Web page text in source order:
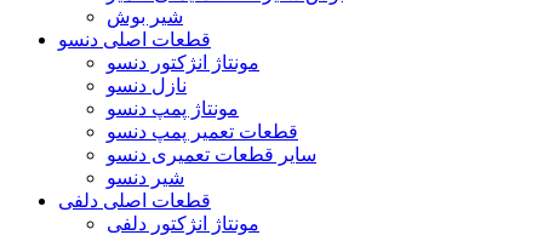
شیر بوش
قطعات اصلی دنسو
مونتاژ انژکتور دنسو
نازل دنسو
مونتاژ پمپ دنسو
قطعات تعمیر پمپ دنسو
سایر قطعات تعمیری دنسو
شیر دنسو
قطعات اصلی دلفی
مونتاژ انژکتور دلفی